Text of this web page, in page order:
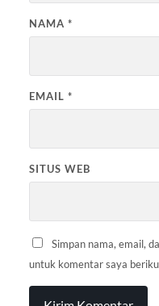
NAMA *
EMAIL *
SITUS WEB
Simpan nama, email,
untuk komentar saya